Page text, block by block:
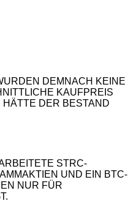
DEMNACH KEINE
KAUFPREIS
DER BESTAND
STRC-
UND EIN BTC-
NUR FÜR